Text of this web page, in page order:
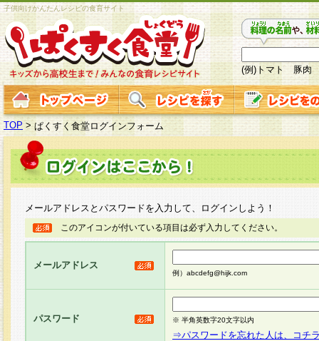
子供向けかんたんレシピの食育サイト
(例)トマト 豚肉
TOP > ぱくすく食堂ログインフォーム
メールアドレスとパスワードを入力して、ログインしよう！
このアイコンが付いている項目は必ず入力してください。
メールアドレス
例）abcdefg@hijk.com
パスワード ※ 半角英数字20文字以内
⇒パスワードを忘れた人は、コチ